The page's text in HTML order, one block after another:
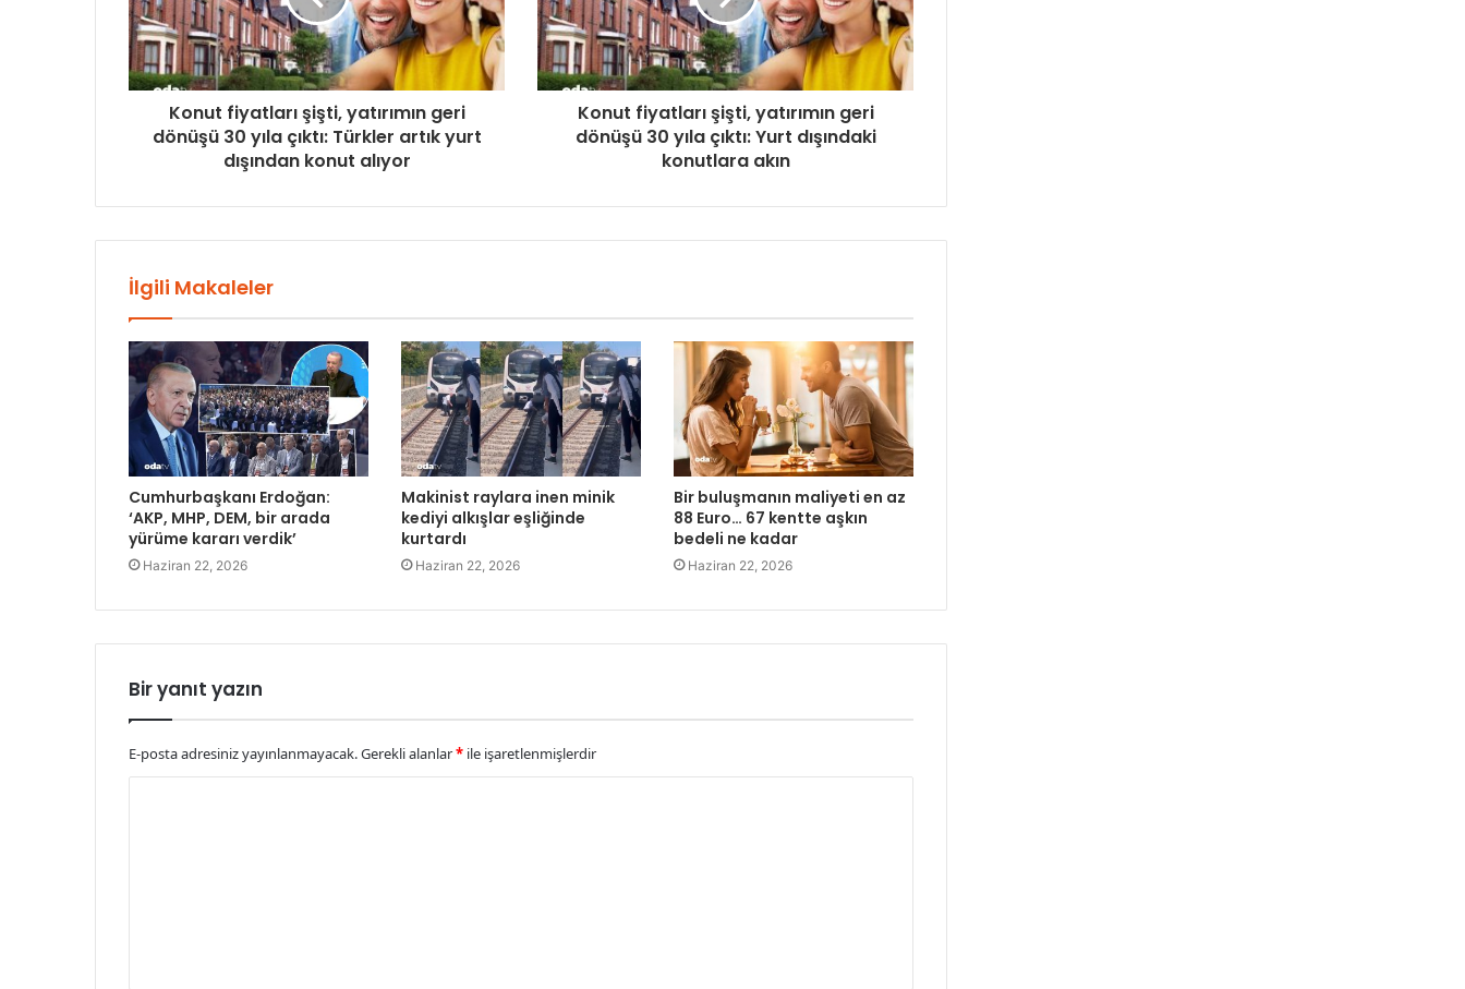
Konut fiyatları şişti, yatırımın geri
dönüşü 30 yıla çıktı: Türkler artık yurt
dışından konut alıyor
Konut fiyatları şişti, yatırımın geri
dönüşü 30 yıla çıktı: Yurt dışındaki
konutlara akın
İlgili Makaleler
Cumhurbaşkanı Erdoğan:
‘AKP, MHP, DEM, bir arada
yürüme kararı verdik’
Haziran 22, 2026
Makinist raylara inen minik
kediyi alkışlar eşliğinde
kurtardı
Haziran 22, 2026
Bir buluşmanın maliyeti en az
88 Euro… 67 kentte aşkın
bedeli ne kadar
Haziran 22, 2026
Bir yanıt yazın
E-posta adresiniz yayınlanmayacak.Gerekli alanlar* ile işaretlenmişlerdir